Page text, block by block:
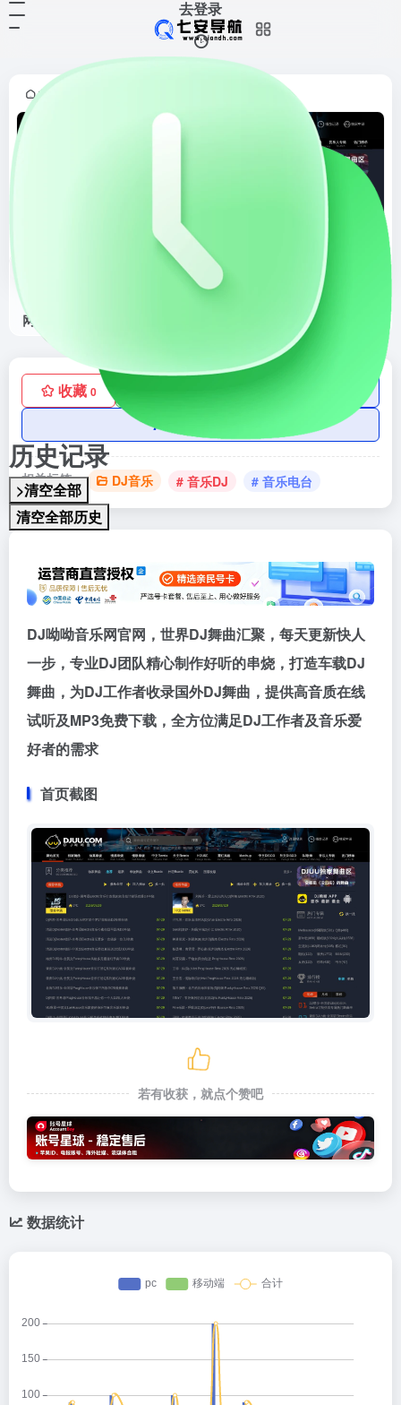
去登录
历史记录
>清空全部
清空全部历史
首页
收藏 0
AI账号购买
相关标签： DJ音乐 # 音乐DJ # 音乐电台
DJ呦呦音乐网官网，世界DJ舞曲汇聚，每天更新快人
一步，专业DJ团队精心制作好听的串烧，打造车载DJ
舞曲，为DJ工作者收录国外DJ舞曲，提供高音质在线
试听及MP3免费下载，全方位满足DJ工作者及音乐爱
好者的需求
首页截图
若有收获，就点个赞吧
数据统计